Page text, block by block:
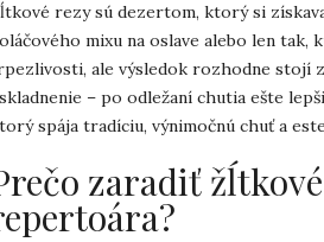
rezy sú dezertom, ktorý si
mixu na oslave alebo len tak,
ale výsledok rozhodne stojí
– po odležaní chutia ešte
spája tradíciu, výnimočnú chuť a
zaradiť